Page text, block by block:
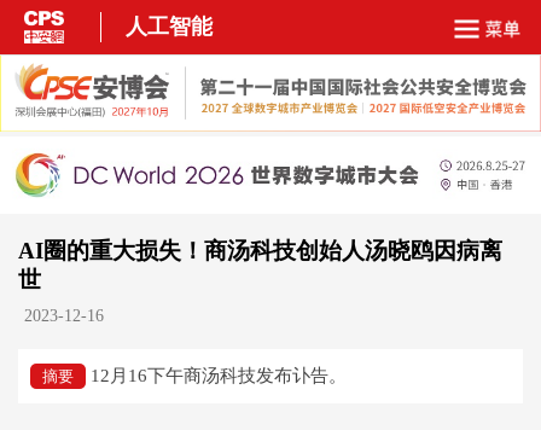
人工智能
AI圈的重大损失！商汤科技创始人汤晓鸥因病离
世
2023-12-16
摘要 12月16下午商汤科技发布讣告。